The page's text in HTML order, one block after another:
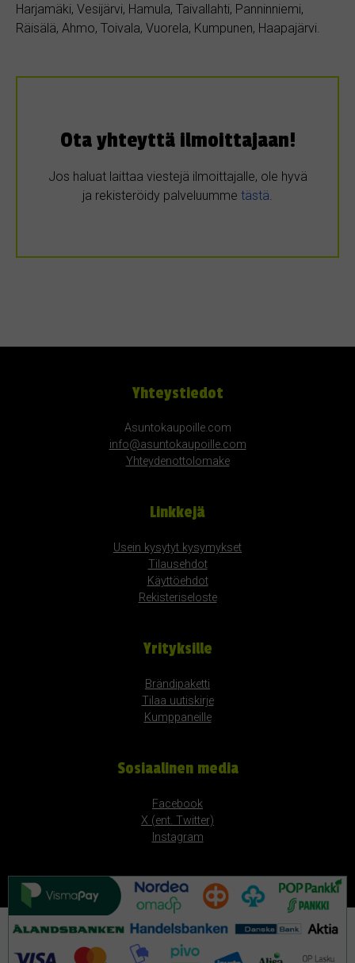
Harjamäki, Vesijärvi, Hamula, Taivallahti, Panninniemi,
Räisälä, Ahmo, Toivala, Vuorela, Kumpunen, Haapajärvi.
Ota yhteyttä ilmoittajaan!
Jos haluat laittaa viestejä ilmoittajalle, ole hyvä
ja rekisteröidy palveluumme tästä
Yhteystiedot
Asuntokaupoille.com
info@asuntokaupoille.com
Yhteydenottolomake
Linkkejä
Usein kysytyt kysymykset
Tilausehdot
Käyttöehdot
Rekisteriseloste
Yrityksille
Brändipaketti
Tilaa uutiskirje
Kumppaneille
Sosiaalinen media
Facebook
X (ent. Twitter)
Instagram